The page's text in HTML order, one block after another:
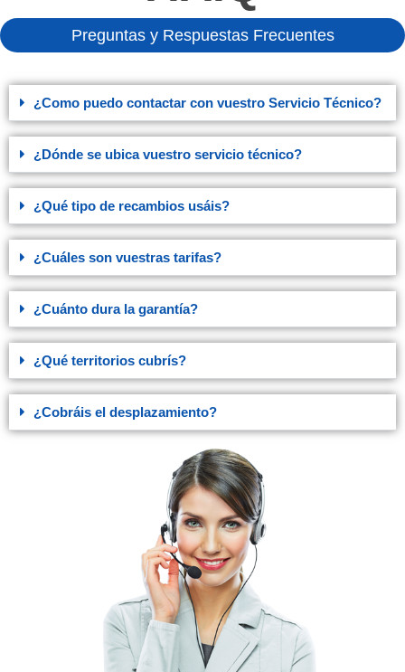
Preguntas y Respuestas Frecuentes
¿Como puedo contactar con vuestro Servicio Técnico?
¿Dónde se ubica vuestro servicio técnico?
¿Qué tipo de recambios usáis?
¿Cuáles son vuestras tarifas?
¿Cuánto dura la garantía?
¿Qué territorios cubrís?
¿Cobráis el desplazamiento?